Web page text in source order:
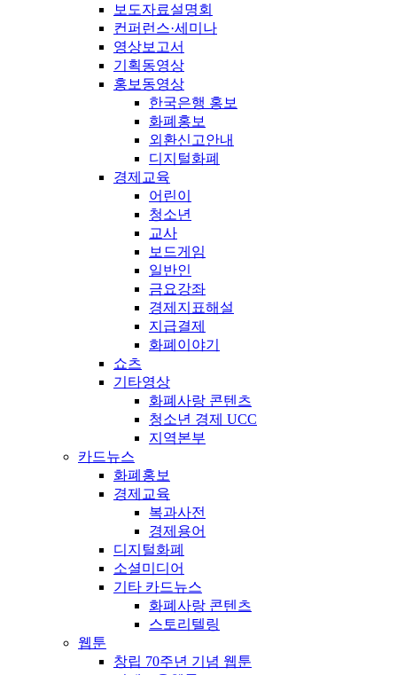
보도자료설명회
컨퍼런스·세미나
영상보고서
기획동영상
홍보동영상
한국은행 홍보
화폐홍보
외환신고안내
디지털화폐
경제교육
어린이
청소년
교사
보드게임
일반인
금요강좌
경제지표해설
지급결제
화폐이야기
쇼츠
기타영상
화폐사랑 콘텐츠
청소년 경제 UCC
지역본부
카드뉴스
화폐홍보
경제교육
복과사전
경제용어
디지털화폐
소셜미디어
기타 카드뉴스
화폐사랑 콘텐츠
스토리텔링
웹툰
창립 70주년 기념 웹툰